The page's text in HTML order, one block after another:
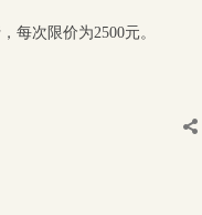
次限价为2500元。